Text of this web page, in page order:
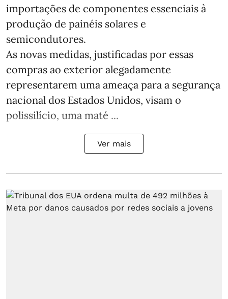
importações de componentes essenciais à
produção de painéis solares e
semicondutores.
As novas medidas, justificadas por essas
compras ao exterior alegadamente
representarem uma ameaça para a segurança
nacional dos Estados Unidos, visam o
polissilício, uma maté ...
Ver mais